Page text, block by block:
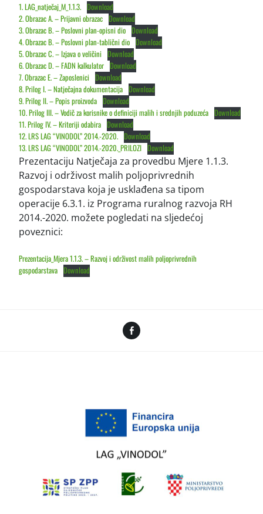
1. LAG_natječaj_M_1.1.3. Download
2. Obrazac A. – Prijavni obrazac Download
3. Obrazac B. – Poslovni plan-opisni dio Download
4. Obrazac B. – Poslovni plan-tablični dio Download
5. Obrazac C. – Izjava o veličini Download
6. Obrazac D. – FADN kalkulator Download
7. Obrazac E. – Zaposlenici Download
8. Prilog I. – Natječajna dokumentacija Download
9. Prilog II. – Popis proizvoda Download
10. Prilog III. – Vodič za korisnike o definiciji malih i srednjih poduzeća Download
11. Prilog IV. – Kriteriji odabira Download
12. LRS LAG “VINODOL” 2014.-2020. Download
13. LRS LAG “VINODOL” 2014.-2020._PRILOZI Download
Prezentaciju Natječaja za provedbu Mjere 1.1.3.
Razvoj i održivost malih poljoprivrednih
gospodarstava koja je usklađena sa tipom
operacije 6.3.1. iz Programa ruralnog razvoja RH
2014.-2020. možete pogledati na sljedećoj
poveznici:
Prezentacija_Mjera 1.1.3. – Razvoj i održivost malih poljoprivrednih
gospodarstava Download